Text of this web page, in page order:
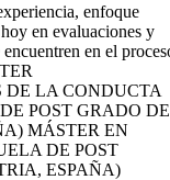
enfoque
en evaluaciones y
en el
LA CONDUCTA
POST GRADO DE
MÁSTER EN
DE POST
ESPAÑA)